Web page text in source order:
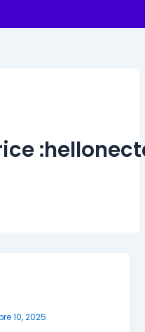
10, 2025